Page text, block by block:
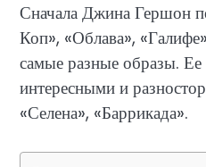
Сначала Джина Гершон
Коп», «Облава»,
самые разные образы. Ее
интересными и
«Селена», «Баррикада».